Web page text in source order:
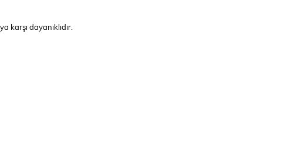
karşı dayanıklıdır.